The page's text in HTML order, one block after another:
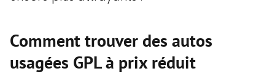
Comment trouver des autos
usagées GPL à prix réduit